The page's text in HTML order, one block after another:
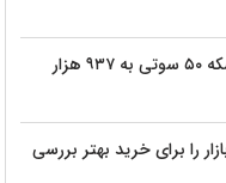
قیمت سکه پارسیان امروز ۱۸ مرداد ۱۴۰۵؛ سکه ۵۰ سوتی به ۹۳۷ هزار
را برای خرید بهتر بررسی